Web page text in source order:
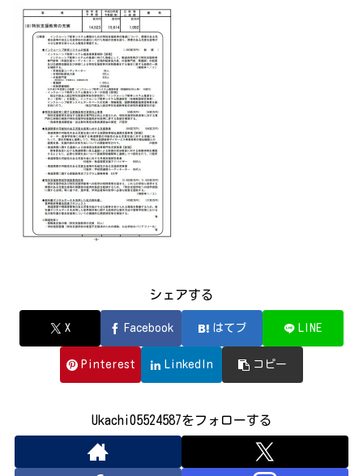
シェアする
X Facebook はてブ LINE
Pinterest LinkedIn コピー
Ukachi05524587をフォローする